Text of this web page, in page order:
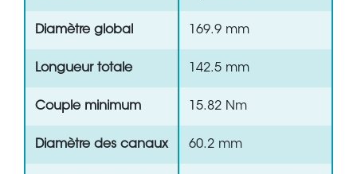
Diamètre global 169.9 mm
Longueur totale 142.5 mm
Couple minimum 15.82 Nm
Diamètre des canaux 60.2 mm